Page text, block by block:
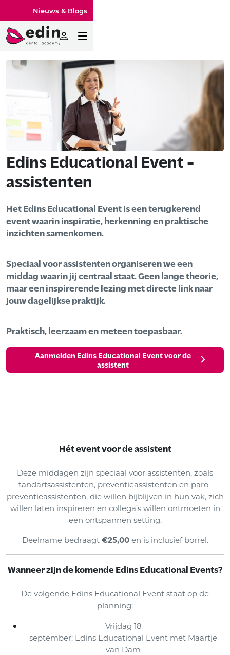
Nieuws & Blogs
Edins Educational Event -
assistenten
Het Edins Educational Event is een terugkerend
event waarin inspiratie, herkenning en praktische
inzichten samenkomen.
Speciaal voor assistenten organiseren we een
middag waarin jij centraal staat. Geen lange theorie,
maar een inspirerende lezing met directe link naar
jouw dagelijkse praktijk.
Praktisch, leerzaam en meteen toepasbaar.
Aanmelden Edins Educational Event voor de
assistent
Hét event voor de assistent
Deze middagen zijn speciaal voor assistenten, zoals
tandartsassistenten, preventieassistenten en paro-
preventieassistenten, die willen bijblijven in hun vak, zich
willen laten inspireren en collega’s willen ontmoeten in
een ontspannen setting.
Deelname bedraagt €25,00 en is inclusief borrel.
Wanneer zijn de komende Edins Educational Events?
De volgende Edins Educational Event staat op de
planning:
Vrijdag 18
september: Edins Educational Event met Maartje
van Dam